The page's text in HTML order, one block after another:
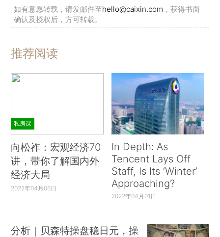
如有意愿转载，请发邮件至hello@caixin.com ，获得书面
确认及授权后，方可转载。
推荐阅读
私房课
向松祚：宏观经济70
讲，带你了解国内外
经济大局
2022年04月06日
In Depth: As
Tencent Lays Off
Staff, Is Its ‘Winter’
Approaching?
2022年04月01日
分析｜贝森特操盘稳日元，操